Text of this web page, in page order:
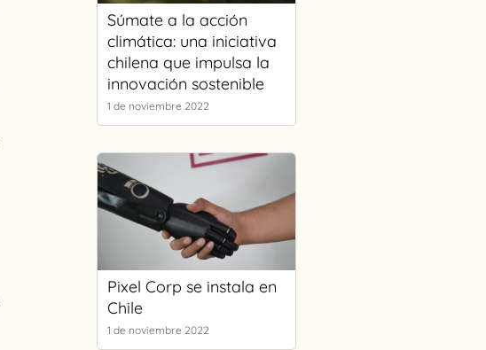
Súmate a la acción
climática: una iniciativa
chilena que impulsa la
innovación sostenible
1 de noviembre 2022
Pixel Corp se instala en
Chile
1 de noviembre 2022